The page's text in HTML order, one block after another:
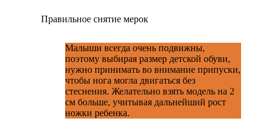
Правильное снятие мерок
Малыши всегда очень подвижны,
поэтому выбирая размер детской обуви,
нужно принимать во внимание припуски,
чтобы нога могла двигаться без
стеснения. Желательно взять модель на 2
см больше, учитывая дальнейший рост
ножки ребенка.